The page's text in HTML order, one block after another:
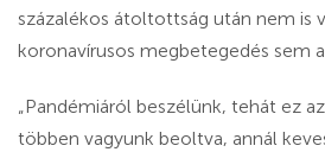
százalékos átoltottság után nem is
koronavírusos megbetegedés sem
„Pandémiáról beszélünk, tehát ez
többen vagyunk beoltva, annál